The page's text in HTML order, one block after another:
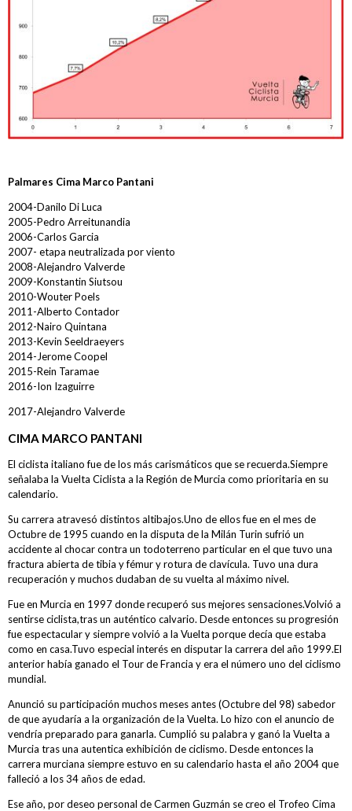
Francisco Alfonso Guzmán Perez
Ana López Oliva
Reglamentos de carrera
Inscripciones
Recorrido
CADETES
JUNIOR y ÉLITE-SUB23
Clasificaciones
Participantes
Participantes
Equipos
MOVISTAR TEAM WOMEN
SELECCIÓN MURCIANA
BIZKAYA DURANGO EUSKADI MURIAS
FRIGORIFICOS COSTA BRAVA
CATEMA CAT
NAFARROA ERMITAGAÑA
GLAS SMURFIT KAPPA
RIO MIERA MERUELO CANTABRIA
TRICRAZY MADRID TEAM
EMINTEL FEMINAS TEAM
UC. FUENLABRADA
AEUSTRAK-EUSKADI
Palmares Cima Marco Pantani
2004-Danilo Di Luca
2005-Pedro Arreitunandia
2006-Carlos Garcia
2007- etapa neutralizada por viento
2008-Alejandro Valverde
2009-Konstantin Siutsou
2010-Wouter Poels
2011-Alberto Contador
2012-Nairo Quintana
2013-Kevin Seeldraeyers
2014-Jerome Coopel
2015-Rein Taramae
2016-Ion Izaguirre
2017-Alejandro Valverde
CIMA MARCO PANTANI
El ciclista italiano fue de los más carismáticos que se recuerda.Siempre
señalaba la Vuelta Ciclista a la Región de Murcia como prioritaria en su
calendario.
Su carrera atravesó distintos altibajos.Uno de ellos fue en el mes de
Octubre de 1995 cuando en la disputa de la Milán Turin sufrió un
accidente al chocar contra un todoterreno particular en el que tuvo una
fractura abierta de tibia y fémur y rotura de clavícula. Tuvo una dura
recuperación y muchos dudaban de su vuelta al máximo nivel.
Fue en Murcia en 1997 donde recuperó sus mejores sensaciones.Volvió a
sentirse ciclista,tras un auténtico calvario. Desde entonces su progresión
fue espectacular y siempre volvió a la Vuelta porque decía que estaba
como en casa.Tuvo especial interés en disputar la carrera del año 1999.El
anterior había ganado el Tour de Francia y era el número uno del ciclismo
mundial.
Anunció su participación muchos meses antes (Octubre del 98) sabedor
de que ayudaría a la organización de la Vuelta. Lo hizo con el anuncio de
vendría preparado para ganarla. Cumplió su palabra y ganó la Vuelta a
Murcia tras una autentica exhibición de ciclismo. Desde entonces la
carrera murciana siempre estuvo en su calendario hasta el año 2004 que
falleció a los 34 años de edad.
Ese año, por deseo personal de Carmen Guzmán se creo el Trofeo Cima